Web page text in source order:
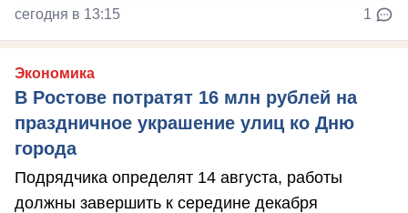
сегодня в 13:15 1
Экономика
В Ростове потратят 16 млн рублей на
праздничное украшение улиц ко Дню
города
Подрядчика определят 14 августа, работы
должны завершить к середине декабря